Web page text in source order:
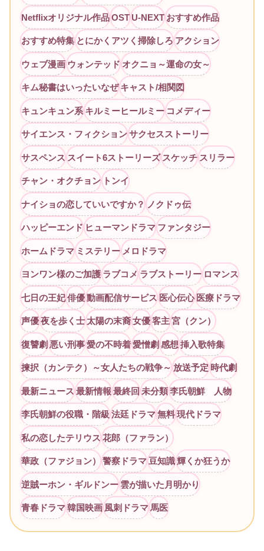
Netflixオリジナル作品 OST U-NEXT おすすめ作品
おすすめ特集 とにかくアツく掃除しろ アクション
ウェブ漫画 ウォンテッド オクニョ～運命の女～
キム秘書はいったいなぜ キャスト/相関図
キュンキュン系 キルミーヒールミー コメディー
サイエンス・フィクション サクセスストーリー
サスペンス スイート6ストーリーズ スケッチ スリラー
チャン・オクチョン トンイ
ナイショの恋していいですか？ ノクドゥ伝
ハッピーエンド ヒューマンドラマ ファンタジー
ホームドラマ ミステリー メロドラマ
ヨンワン様のご加護 ラブコメ ラブストーリー ロマンス
七日の王妃 俳優 動画配信サービス 医心伝心 医療ドラマ
声優 夜を歩く士 太陽の末裔 女優 客主 宮（クン）
復讐劇 悪い刑事 愛の不時着 愛憎劇 感想 挿入歌特集
揀択（カンテク）～女人たちの戦争～ 放送予定 時代劇
最新ニュース 最新情報 最終回 未分類 李氏朝鮮 人物
李氏朝鮮の役職・階級 法廷ドラマ 無料 現代ドラマ
私の恋したテリウス 花郎（ファラン）
華政（ファジョン） 警察ドラマ 豆知識 輝くか狂うか
逆賊ーホン・ギルドンー 雲が描いた月明かり
青春ドラマ 韓国映画 風刺ドラマ 馬医